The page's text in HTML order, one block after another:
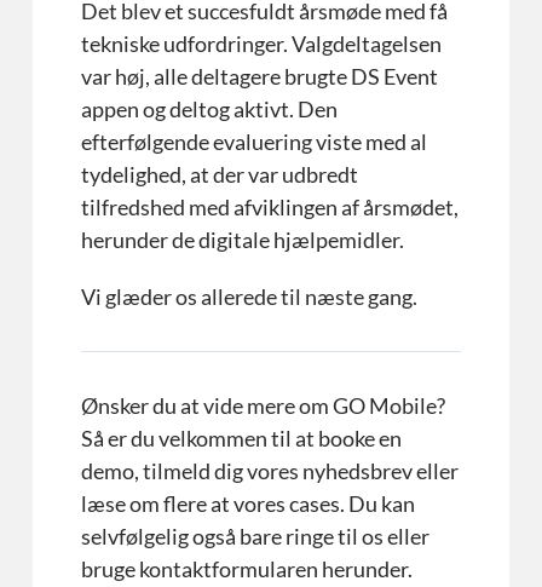
Det blev et succesfuldt årsmøde med få
tekniske udfordringer. Valgdeltagelsen
var høj, alle deltagere brugte DS Event
appen og deltog aktivt. Den
efterfølgende evaluering viste med al
tydelighed, at der var udbredt
tilfredshed med afviklingen af årsmødet,
herunder de digitale hjælpemidler.
Vi glæder os allerede til næste gang.
Ønsker du at vide mere om GO Mobile?
Så er du velkommen til at booke en
demo, tilmeld dig vores nyhedsbrev eller
læse om flere at vores cases. Du kan
selvfølgelig også bare ringe til os eller
bruge kontaktformularen herunder.